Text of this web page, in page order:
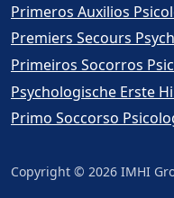
Primeros Auxilios
Premiers Secours
Primeiros Socorros
Psychologische Erste
Primo Soccorso
Copyright © 2026 IMHI